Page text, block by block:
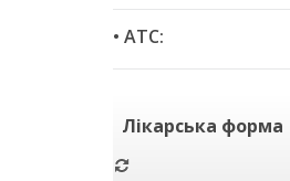
• ATC:
Лікарська форма